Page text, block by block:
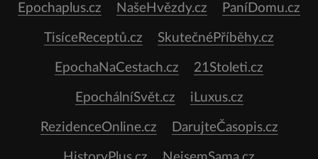
Epochaplus.cz NašeHvězdy.cz PaníDomu.cz
TisíceReceptů.cz SkutečnéPříběhy.cz
EpochaNaCestach.cz 21Stoleti.cz
EpochálníSvět.cz iLuxus.cz
RezidenceOnline.cz DarujteČasopis.cz